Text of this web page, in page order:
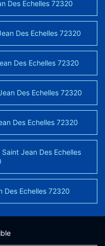
Des Echelles 72320
Des Echelles 72320
Des Echelles 72320
Des Echelles 72320
Des Echelles 72320
Jean Des Echelles
Des Echelles 72320